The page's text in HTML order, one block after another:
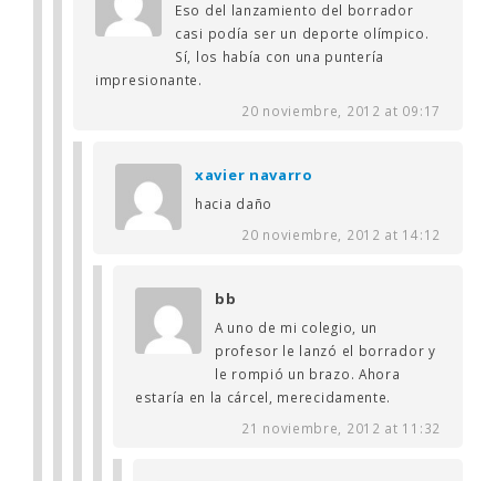
Eso del lanzamiento del borrador
casi podía ser un deporte olímpico.
Sí, los había con una puntería
impresionante.
20 noviembre, 2012 at 09:17
xavier navarro
hacia daño
20 noviembre, 2012 at 14:12
bb
A uno de mi colegio, un
profesor le lanzó el borrador y
le rompió un brazo. Ahora
estaría en la cárcel, merecidamente.
21 noviembre, 2012 at 11:32